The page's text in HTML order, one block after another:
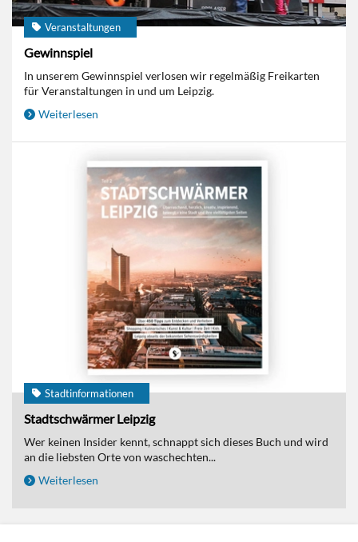
Veranstaltungen
Gewinnspiel
In unserem Gewinnspiel verlosen wir regelmäßig Freikarten
für Veranstaltungen in und um Leipzig.
Weiterlesen
Stadtinformationen
Stadtschwärmer Leipzig
Wer keinen Insider kennt, schnappt sich dieses Buch und wird
an die liebsten Orte von waschechten...
Weiterlesen